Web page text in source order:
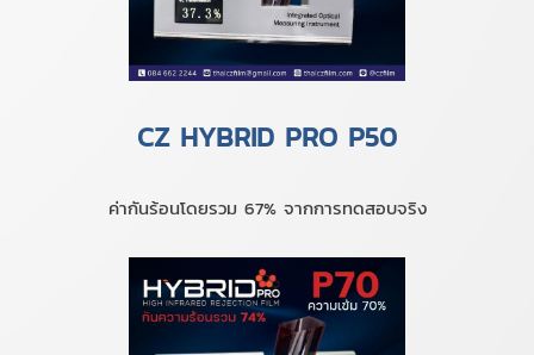
CZ HYBRID PRO P50
ค่ากันร้อนโดยรวม 67% จากการทดสอบจริง